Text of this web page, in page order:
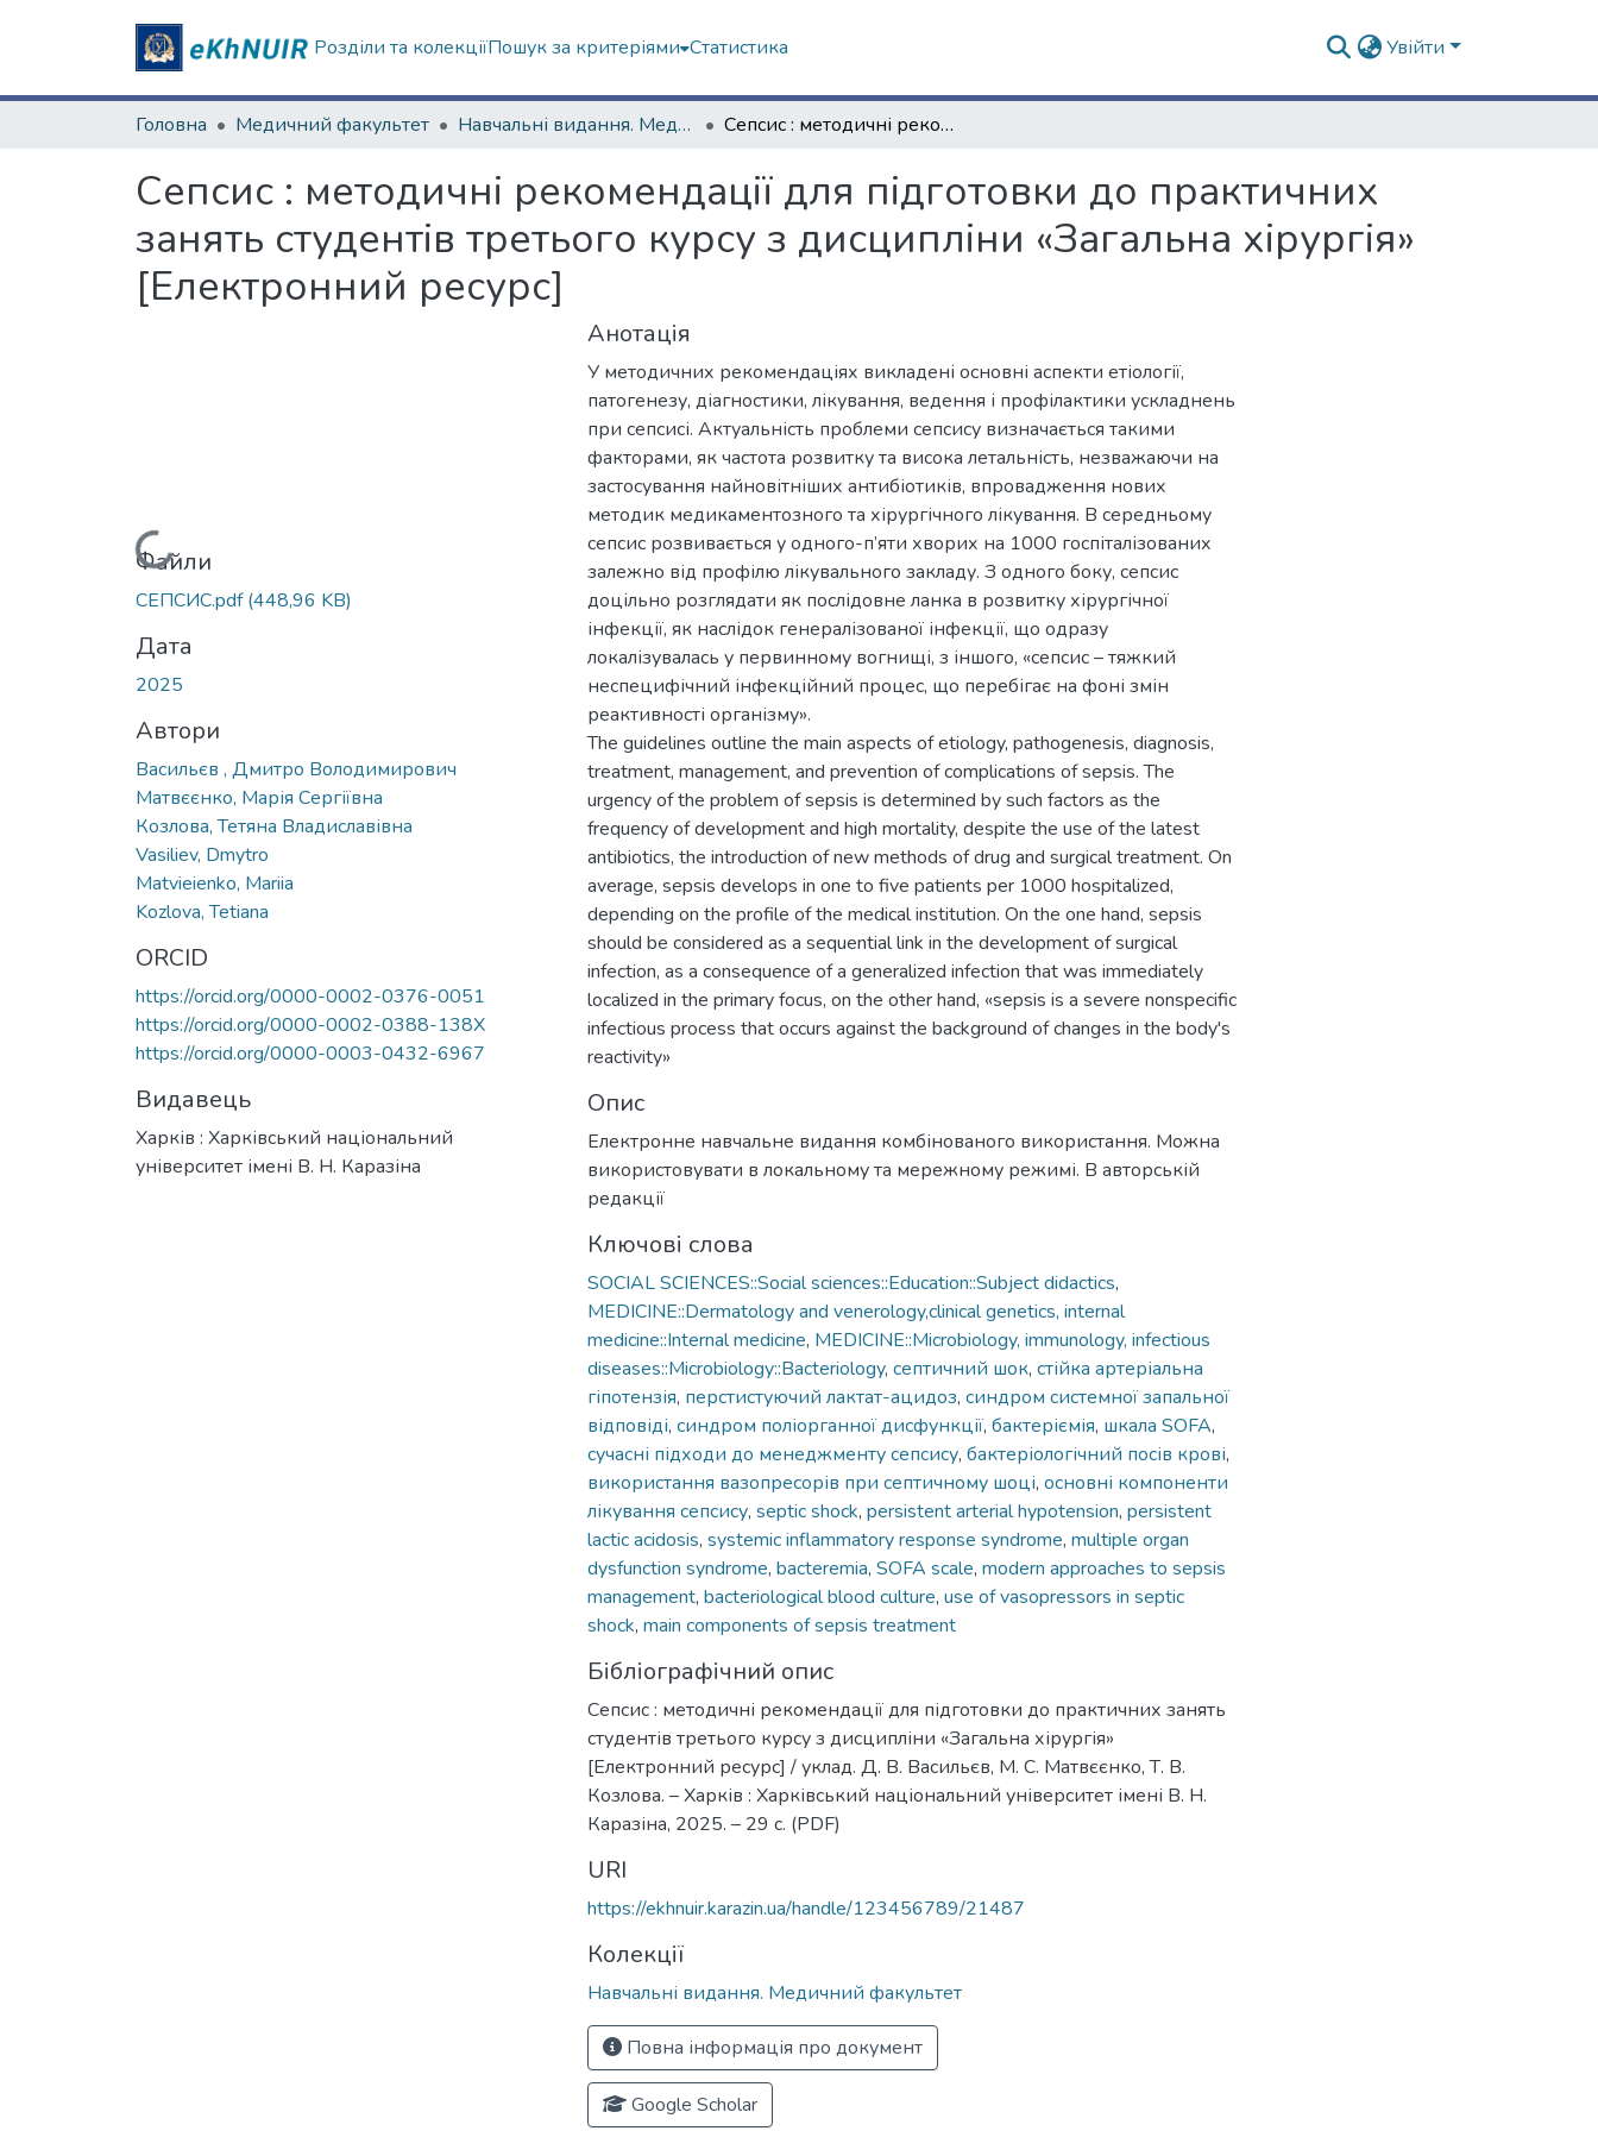
Розділи та колекціїПошук за критеріями Статистика Увійти
Головна Медичний факультет Навчальні видання. Медичний факультет Сепсис : методичні рекомендації для підготовки до практичних занять студентів третього курсу з дисципліни «Загальна хірургія» [Електронний ресурс]
Сепсис : методичні рекомендації для підготовки до практичних
занять студентів третього курсу з дисципліни «Загальна хірургія»
[Електронний ресурс]
Вантажиться...
Файли
СЕПСИС.pdf(448,96 KB)
Дата
2025
Автори
Васильєв , Дмитро Володимирович
Матвєєнко, Марія Сергіївна
Козлова, Тетяна Владиславівна
Vasiliev, Dmytro
Matvieienko, Mariia
Kozlova, Tetiana
ORCID
https://orcid.org/0000-0002-0376-0051
https://orcid.org/0000-0002-0388-138X
https://orcid.org/0000-0003-0432-6967
Видавець
Харків : Харківський національний
університет імені В. Н. Каразіна
Анотація
У методичних рекомендаціях викладені основні аспекти етіології,
патогенезу, діагностики, лікування, ведення і профілактики ускладнень
при сепсисі. Актуальність проблеми сепсису визначається такими
факторами, як частота розвитку та висока летальність, незважаючи на
застосування найновітніших антибіотиків, впровадження нових
методик медикаментозного та хірургічного лікування. В середньому
сепсис розвивається у одного-п’яти хворих на 1000 госпіталізованих
залежно від профілю лікувального закладу. З одного боку, сепсис
доцільно розглядати як послідовне ланка в розвитку хірургічної
інфекції, як наслідок генералізованої інфекції, що одразу
локалізувалась у первинному вогнищі, з іншого, «сепсис – тяжкий
неспецифічний інфекційний процес, що перебігає на фоні змін
реактивності організму».
The guidelines outline the main aspects of etiology, pathogenesis, diagnosis,
treatment, management, and prevention of complications of sepsis. The
urgency of the problem of sepsis is determined by such factors as the
frequency of development and high mortality, despite the use of the latest
antibiotics, the introduction of new methods of drug and surgical treatment. On
average, sepsis develops in one to five patients per 1000 hospitalized,
depending on the profile of the medical institution. On the one hand, sepsis
should be considered as a sequential link in the development of surgical
infection, as a consequence of a generalized infection that was immediately
localized in the primary focus, on the other hand, «sepsis is a severe nonspecific
infectious process that occurs against the background of changes in the body's
reactivity»
Опис
Електронне навчальне видання комбінованого використання. Можна
використовувати в локальному та мережному режимі. В авторській
редакції
Ключові слова
SOCIAL SCIENCES::Social sciences::Education::Subject didactics,
MEDICINE::Dermatology and venerology,clinical genetics, internal
medicine::Internal medicine, MEDICINE::Microbiology, immunology, infectious
diseases::Microbiology::Bacteriology, септичний шок, стійка артеріальна
гіпотензія, перстистуючий лактат-ацидоз, синдром системної запальної
відповіді, синдром поліорганної дисфункції, бактеріємія, шкала SOFA,
сучасні підходи до менеджменту сепсису, бактеріологічний посів крові,
використання вазопресорів при септичному шоці, основні компоненти
лікування сепсису, septic shock, persistent arterial hypotension, persistent
lactic acidosis, systemic inflammatory response syndrome, multiple organ
dysfunction syndrome, bacteremia, SOFA scale, modern approaches to sepsis
management, bacteriological blood culture, use of vasopressors in septic
shock, main components of sepsis treatment
Бібліографічний опис
Сепсис : методичні рекомендації для підготовки до практичних занять
студентів третього курсу з дисципліни «Загальна хірургія»
[Електронний ресурс] / уклад. Д. В. Васильєв, М. С. Матвєєнко, Т. В.
Козлова. – Харків : Харківський національний університет імені В. Н.
Каразіна, 2025. – 29 c. (PDF)
URI
https://ekhnuir.karazin.ua/handle/123456789/21487
Колекції
Навчальні видання. Медичний факультет
Повна інформація про документ
Google Scholar